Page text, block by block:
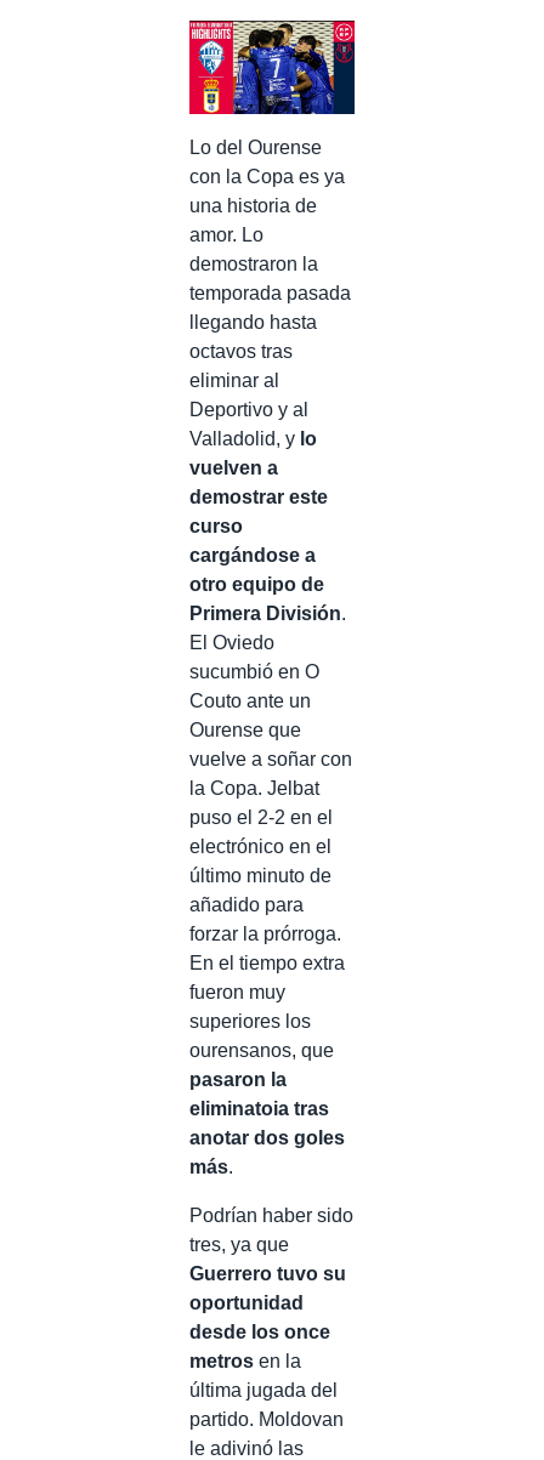
Lo del Ourense
con la Copa es ya
una historia de
amor. Lo
demostraron la
temporada pasada
llegando hasta
octavos tras
eliminar al
Deportivo y al
Valladolid, y lo
vuelven a
demostrar este
curso
cargándose a
otro equipo de
Primera División.
El Oviedo
sucumbió en O
Couto ante un
Ourense que
vuelve a soñar con
la Copa. Jelbat
puso el 2-2 en el
electrónico en el
último minuto de
añadido para
forzar la prórroga.
En el tiempo extra
fueron muy
superiores los
ourensanos, que
pasaron la
eliminatoia tras
anotar dos goles
más.
Podrían haber sido
tres, ya que
Guerrero tuvo su
oportunidad
desde los once
metros en la
última jugada del
partido. Moldovan
le adivinó las